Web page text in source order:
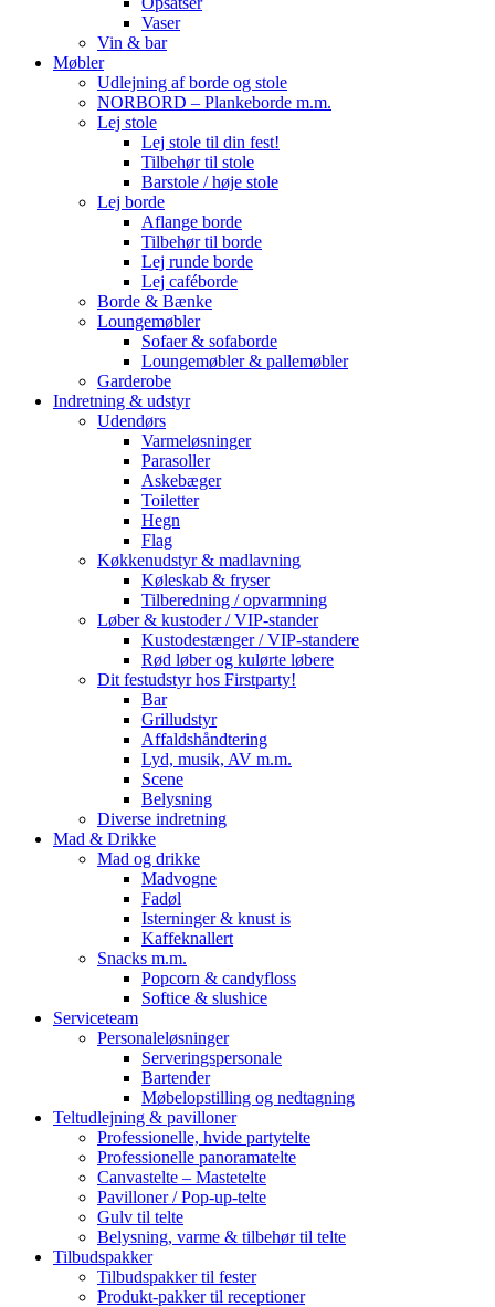
Vaser
Vin & bar
Møbler
Udlejning af borde og stole
NORBORD – Plankeborde m.m.
Lej stole
Lej stole til din fest!
Tilbehør til stole
Barstole / høje stole
Lej borde
Aflange borde
Tilbehør til borde
Lej runde borde
Lej caféborde
Borde & Bænke
Loungemøbler
Sofaer & sofaborde
Loungemøbler & pallemøbler
Garderobe
Indretning & udstyr
Udendørs
Varmeløsninger
Parasoller
Askebæger
Toiletter
Hegn
Flag
Køkkenudstyr & madlavning
Køleskab & fryser
Tilberedning / opvarmning
Løber & kustoder / VIP-stander
Kustodestænger / VIP-standere
Rød løber og kulørte løbere
Dit festudstyr hos Firstparty!
Bar
Grilludstyr
Affaldshåndtering
Lyd, musik, AV m.m.
Scene
Belysning
Diverse indretning
Mad & Drikke
Mad og drikke
Madvogne
Fadøl
Isterninger & knust is
Kaffeknallert
Snacks m.m.
Popcorn & candyfloss
Softice & slushice
Serviceteam
Personaleløsninger
Serveringspersonale
Bartender
Møbelopstilling og nedtagning
Teltudlejning & pavilloner
Professionelle, hvide partytelte
Professionelle panoramatelte
Canvastelte – Mastetelte
Pavilloner / Pop-up-telte
Gulv til telte
Belysning, varme & tilbehør til telte
Tilbudspakker
Tilbudspakker til fester
Produkt-pakker til receptioner